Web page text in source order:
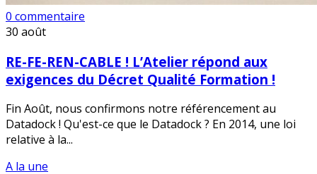
0 commentaire
30 août
RE-FE-REN-CABLE ! L’Atelier répond aux
exigences du Décret Qualité Formation !
Fin Août, nous confirmons notre référencement au
Datadock ! Qu'est-ce que le Datadock ? En 2014, une loi
relative à la...
A la une